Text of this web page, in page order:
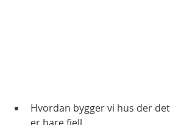
Hvordan bygger vi hus der det